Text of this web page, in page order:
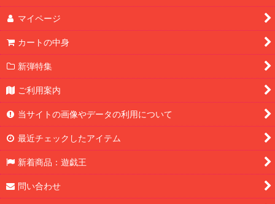
マイページ
カートの中身
新弾特集
ご利用案内
当サイトの画像やデータの利用について
最近チェックしたアイテム
新着商品：遊戯王
問い合わせ